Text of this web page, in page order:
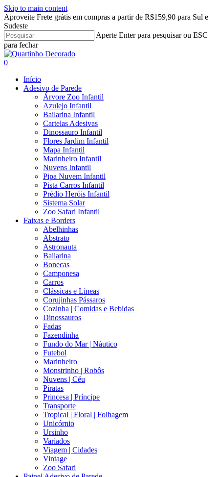
Skip to main content
Aproveite Frete grátis em compras a partir de R$159,90 para Sul e
Sudeste
Aperte Enter para pesquisar ou ESC
para fechar
Close
Search
search
account
0
Início
Adesivo de Parede
Árvore Zoo Infantil
Azulejo Infantil
Bailarina Infantil
Cartelas Adesivas
Dinossauro Infantil
Flores Jardim Infantil
Mapa Infantil
Marinheiro Infantil
Nuvens Infantil
Pipa Nuvem Infantil
Pista Carros Infantil
Prédio Heróis Infantil
Sistema Solar
Zoo Safari Infantil
Faixas e Borders
Abelhinhas
Abstrato
Astronauta
Bailarina
Bonecas
Camponesa
Carros
Clássicas e Líneas
Corujinhas Pássaros
Cozinha | Comidas e Bebidas
Dinossauros
Fadas
Fazendinha
Fundo do Mar | Náutico
Futebol
Marinheiro
Monstrinho | Robôs
Nuvens | Céu
Piratas
Princesa | Príncipe
Transporte
Tropical | Floral | Folhagem
Unicórnio
Ursinho
Variados
Viagem | Cidades
Vintage
Zoo Safari